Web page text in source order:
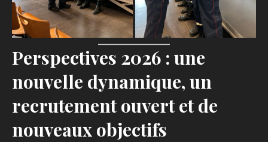
Perspectives 2026 : une
nouvelle dynamique, un
recrutement ouvert et de
nouveaux objectifs